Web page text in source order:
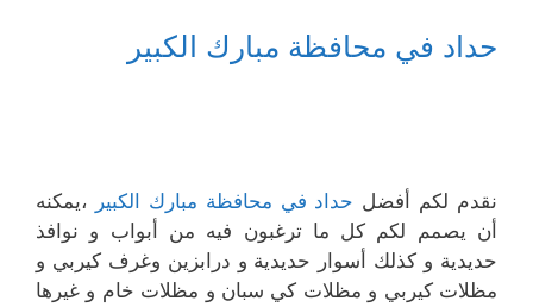
حداد في محافظة مبارك الكبير
نقدم لكم أفضل حداد في محافظة مبارك الكبير
،يمكنه
أن يصمم لكم كل ما ترغبون فيه من أبواب و نوافذ
حديدية و كذلك أسوار حديدية و درابزين وغرف كيربي و
مظلات كيربي و مظلات كي سبان و مظلات خام و غيرها